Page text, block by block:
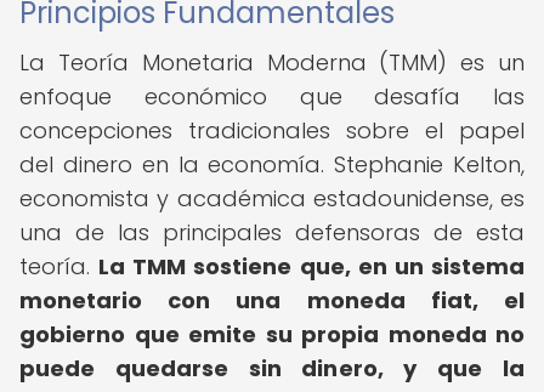
Principios Fundamentales
La Teoría Monetaria Moderna (TMM) es un
enfoque económico que desafía las
concepciones tradicionales sobre el papel
del dinero en la economía. Stephanie Kelton,
economista y académica estadounidense, es
una de las principales defensoras de esta
teoría. La TMM sostiene que, en un sistema
monetario con una moneda fiat, el
gobierno que emite su propia moneda no
puede quedarse sin dinero, y que la